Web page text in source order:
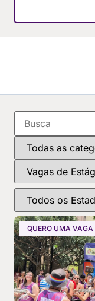
QUERO UMA VAGA